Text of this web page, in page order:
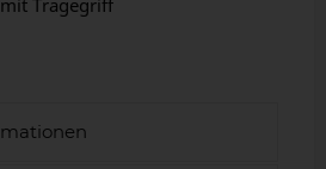
Tragegriff